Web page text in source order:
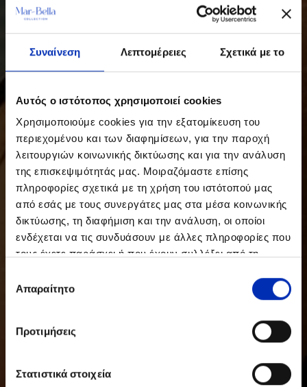
Συναίνεση Λεπτομέρειες Σχετικά με το
Αυτός ο ιστότοπος χρησιμοποιεί cookies
Χρησιμοποιούμε cookies για την εξατομίκευση του
περιεχομένου και των διαφημίσεων, για την παροχή
λειτουργιών κοινωνικής δικτύωσης και για την ανάλυση
της επισκεψιμότητάς μας. Μοιραζόμαστε επίσης
πληροφορίες σχετικά με τη χρήση του ιστότοπού μας
από εσάς με τους συνεργάτες μας στα μέσα κοινωνικής
δικτύωσης, τη διαφήμιση και την ανάλυση, οι οποίοι
ενδέχεται να τις συνδυάσουν με άλλες πληροφορίες που
τους έχετε παράσχει ή που έχουν συλλέξει από τη
συγκατάθεσης
Απαραίτητο
Προτιμήσεις
Στατιστικά στοιχεία